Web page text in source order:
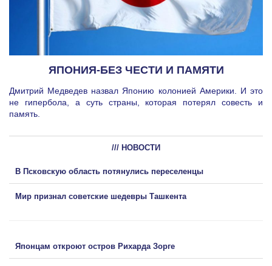
ЯПОНИЯ-БЕЗ ЧЕСТИ И ПАМЯТИ
Дмитрий Медведев назвал Японию колонией Америки. И это
не гипербола, а суть страны, которая потерял совесть и
память.
/// НОВОСТИ
В Псковскую область потянулись переселенцы
Мир признал советские шедевры Ташкента
Японцам откроют остров Рихарда Зорге